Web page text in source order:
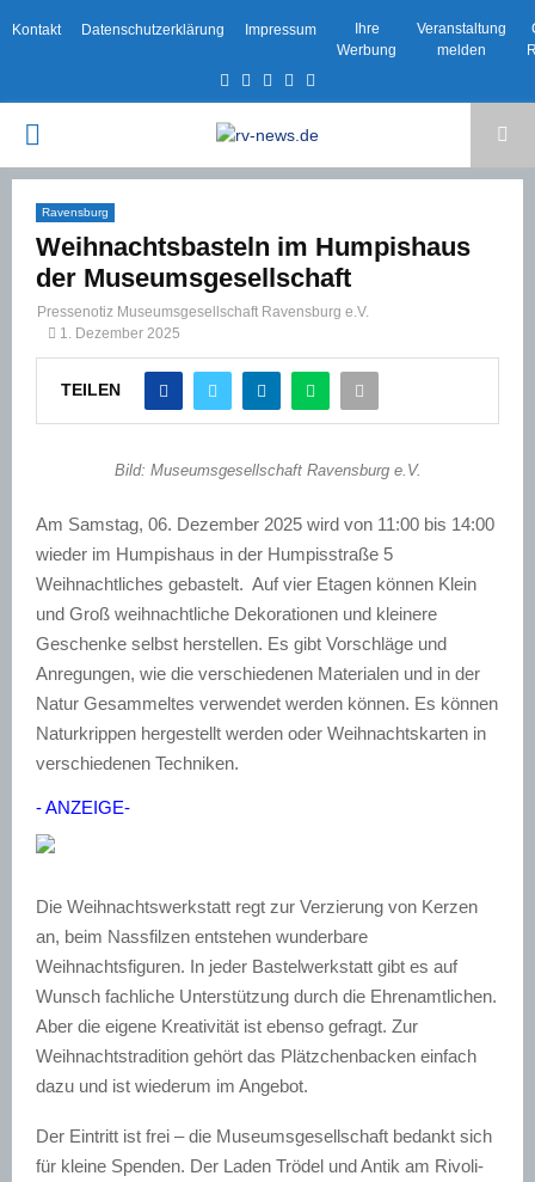
Kontakt Datenschutzerklärung Impressum
Ihre
Werbung
Veranstaltung
melden
Facebook
TwitterInstagram
Email
PRIMARY
MENU
Ravensburg
Weihnachtsbasteln im Humpishaus
der Museumsgesellschaft
Pressenotiz Museumsgesellschaft Ravensburg e.V.
1. Dezember 2025
TEILEN
Bild: Museumsgesellschaft Ravensburg e.V.
Am Samstag, 06. Dezember 2025 wird von 11:00 bis 14:00
wieder im Humpishaus in der Humpisstraße 5
Weihnachtliches gebastelt. Auf vier Etagen können Klein
und Groß weihnachtliche Dekorationen und kleinere
Geschenke selbst herstellen. Es gibt Vorschläge und
Anregungen, wie die verschiedenen Materialen und in der
Natur Gesammeltes verwendet werden können. Es können
Naturkrippen hergestellt werden oder Weihnachtskarten in
verschiedenen Techniken.
- ANZEIGE-
Die Weihnachtswerkstatt regt zur Verzierung von Kerzen
an, beim Nassfilzen entstehen wunderbare
Weihnachtsfiguren. In jeder Bastelwerkstatt gibt es auf
Wunsch fachliche Unterstützung durch die Ehrenamtlichen.
Aber die eigene Kreativität ist ebenso gefragt. Zur
Weihnachtstradition gehört das Plätzchenbacken einfach
dazu und ist wiederum im Angebot.
Der Eintritt ist frei – die Museumsgesellschaft bedankt sich
für kleine Spenden. Der Laden Trödel und Antik am Rivoli-